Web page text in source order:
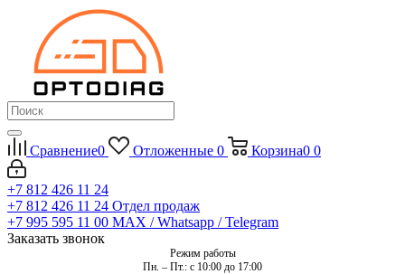
Сравнение0 Отложенные 0 Корзина0 0
+7 812 426 11 24
+7 812 426 11 24 Отдел продаж
+7 995 595 11 00 MAX / Whatsapp / Telegram
Заказать звонок
Режим работы
Пн. – Пт.: с 10:00 до 17:00